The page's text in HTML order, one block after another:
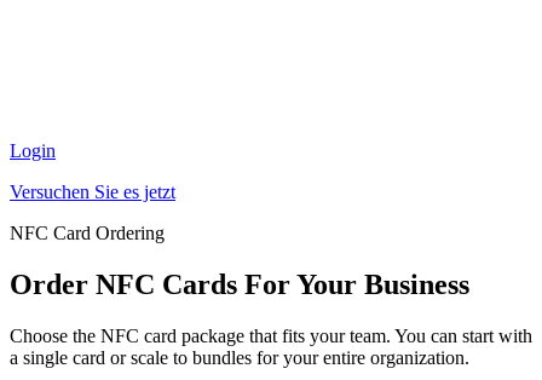
Login
Versuchen Sie es jetzt
NFC Card Ordering
Order NFC Cards For Your Business
Choose the NFC card package that fits your team. You can start with
a single card or scale to bundles for your entire organization.